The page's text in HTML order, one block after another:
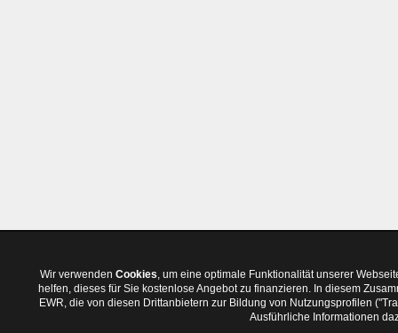
Wir verwenden Cookies, um eine optimale Funktionalität unserer
helfen, dieses für Sie kostenlose Angebot zu finanzieren. In diesem
EWR, die von diesen Drittanbietern zur Bildung von Nutzungsprofilen
Ausführliche Informationen